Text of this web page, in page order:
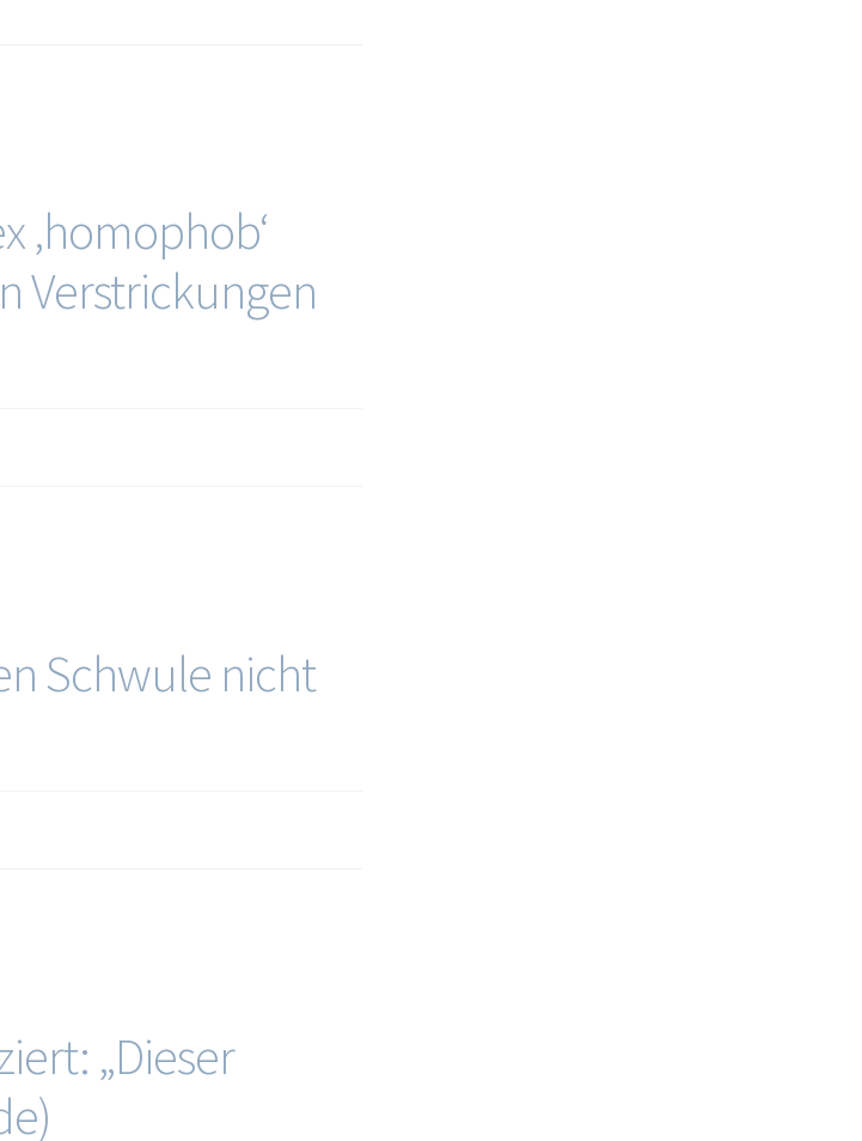
‚homophob‘
Verstrickungen
Schwule nicht
„Dieser